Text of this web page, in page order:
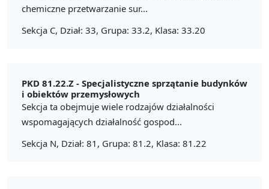
chemiczne przetwarzanie sur...
Sekcja C, Dział: 33, Grupa: 33.2, Klasa: 33.20
PKD 81.22.Z - Specjalistyczne sprzątanie budynków
i obiektów przemysłowych
Sekcja ta obejmuje wiele rodzajów działalności
wspomagających działalność gospod...
Sekcja N, Dział: 81, Grupa: 81.2, Klasa: 81.22